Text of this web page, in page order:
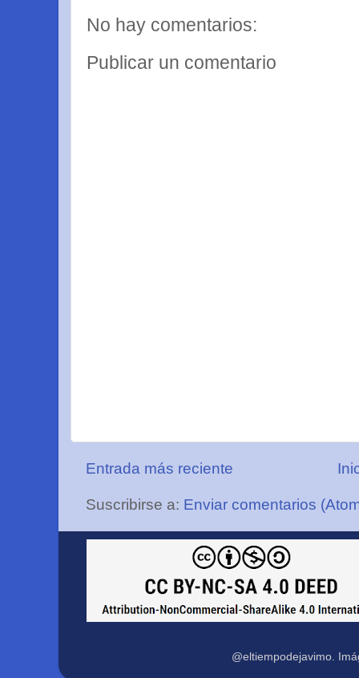
No hay comentarios:
Publicar un comentario
Entrada más reciente
Suscribirse a: Enviar comentarios
@eltiempodejavimo.